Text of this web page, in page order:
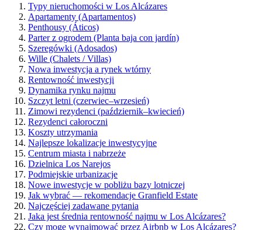
Typy nieruchomości w Los Alcázares
Apartamenty (Apartamentos)
Penthousy (Áticos)
Parter z ogrodem (Planta baja con jardín)
Szeregówki (Adosados)
Wille (Chalets / Villas)
Nowa inwestycja a rynek wtórny
Rentowność inwestycji
Dynamika rynku najmu
Szczyt letni (czerwiec–wrzesień)
Zimowi rezydenci (październik–kwiecień)
Rezydenci całoroczni
Koszty utrzymania
Najlepsze lokalizacje inwestycyjne
Centrum miasta i nabrzeże
Dzielnica Los Narejos
Podmiejskie urbanizacje
Nowe inwestycje w pobliżu bazy lotniczej
Jak wybrać — rekomendacje Granfield Estate
Najczęściej zadawane pytania
Jaka jest średnia rentowność najmu w Los Alcázares?
Czy mogę wynajmować przez Airbnb w Los Alcázares?